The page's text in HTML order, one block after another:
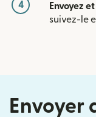
4 Envoyez
suivez-le
Envoyer